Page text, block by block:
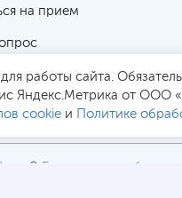
на прием
оферта
Безопасная работа
работы сайта.
Яндекс.Метрика от ООО
cookie и Политике